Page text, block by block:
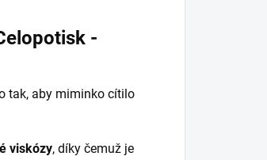
-
tak, aby miminko cítilo
viskózy, díky čemuž je